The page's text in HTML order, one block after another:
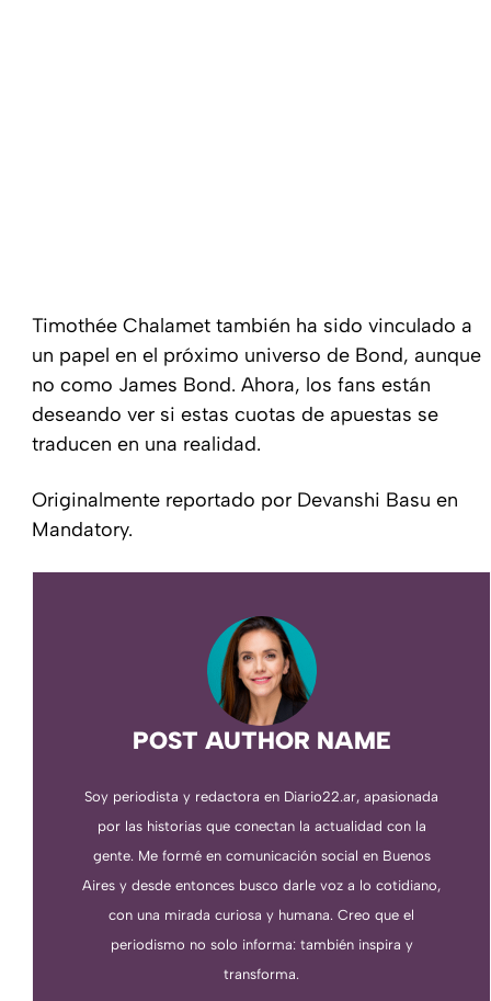
Timothée Chalamet también ha sido vinculado a
un papel en el próximo universo de Bond, aunque
no como James Bond. Ahora, los fans están
deseando ver si estas cuotas de apuestas se
traducen en una realidad.
Originalmente reportado por Devanshi Basu en
Mandatory.
POST AUTHOR NAME
Soy periodista y redactora en Diario22.ar, apasionada
por las historias que conectan la actualidad con la
gente. Me formé en comunicación social en Buenos
Aires y desde entonces busco darle voz a lo cotidiano,
con una mirada curiosa y humana. Creo que el
periodismo no solo informa: también inspira y
transforma.